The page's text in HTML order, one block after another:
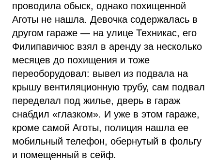
проводила обыск, однако похищенной
Аготы не нашла. Девочка содержалась в
другом гараже — на улице Техникас, его
Филипавичюс взял в аренду за несколько
месяцев до похищения и тоже
переоборудовал: вывел из подвала на
крышу вентиляционную трубу, сам подвал
переделал под жилье, дверь в гараж
снабдил «глазком». И уже в этом гараже,
кроме самой Аготы, полиция нашла ее
мобильный телефон, обернутый в фольгу
и помещенный в сейф.